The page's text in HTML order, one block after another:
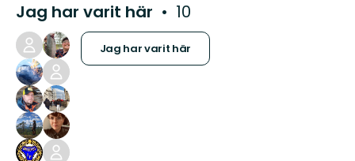
Jag har varit här 10
Jag har varit här